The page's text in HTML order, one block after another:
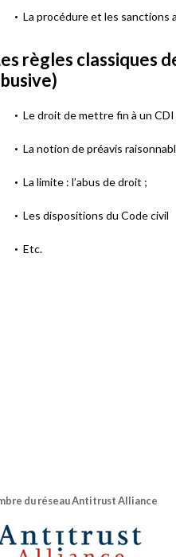
La procédure et les sanctions
règles classiques
Le droit de mettre fin à un
La notion de préavis
La limite : l’abus de droit ;
Les dispositions du Code civil
Etc.
du réseau Antitrust Alliance